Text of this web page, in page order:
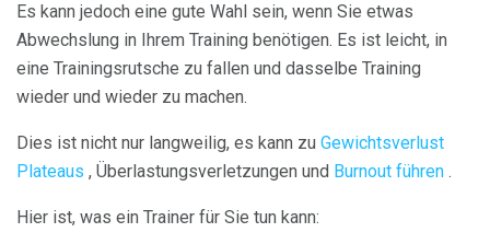
Es kann jedoch eine gute Wahl sein, wenn Sie etwas
Abwechslung in Ihrem Training benötigen. Es ist leicht, in
eine Trainingsrutsche zu fallen und dasselbe Training
wieder und wieder zu machen.
Dies ist nicht nur langweilig, es kann zu Gewichtsverlust
Plateaus , Überlastungsverletzungen und Burnout führen .
Hier ist, was ein Trainer für Sie tun kann: